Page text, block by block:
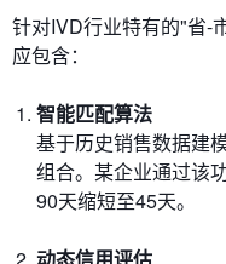
针对IVD行业特有的"省-
应包含：
智能匹配算法
基于历史销售数据建
组合。某企业通过该
90天缩短至45天。